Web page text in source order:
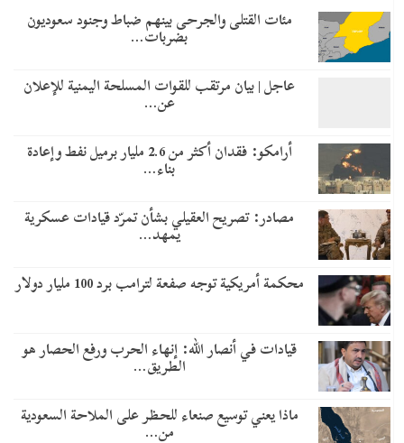
مئات القتلى والجرحى بينهم ضباط وجنود سعوديون
بضربات…
عاجل | بيان مرتقب للقوات المسلحة اليمنية للإعلان
عن…
أرامكو: فقدان أكثر من 2.6 مليار برميل نفط وإعادة
بناء…
مصادر: تصريح العقيلي بشأن تمرّد قيادات عسكرية
يمهد…
محكمة أمريكية توجه صفعة لترامب برد 100 مليار دولار
قيادات في أنصار الله: إنهاء الحرب ورفع الحصار هو
الطريق…
ماذا يعني توسيع صنعاء للحظر على الملاحة السعودية
من…